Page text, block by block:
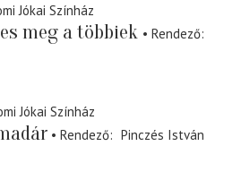
Jókai Színház
meg a többiek
Rendező
Jókai Színház
Rendező
Pinczés István